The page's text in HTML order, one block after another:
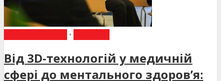
•
Від 3D-технологій у медичній
сфері до ментального здоров’я: